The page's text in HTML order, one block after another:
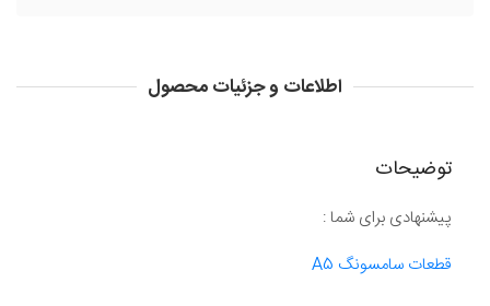
اطلاعات و جزئیات محصول
توضیحات
پیشنهادی برای شما :
قطعات سامسونگ A5